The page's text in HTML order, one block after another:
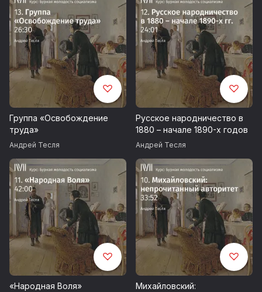
Группа «Освобождение
труда»
Андрей Тесля
Русское народничество в
1880 – начале 1890-х годов
Андрей Тесля
«Народная Воля»
Михайловский: